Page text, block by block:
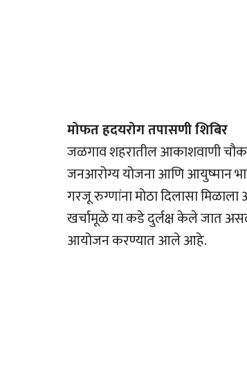
मोफत हदयरोग तपासणी शिबिर
जळगाव शहरातील आकाशवाणी चौक
जनआरोग्य योजना आणि आयुष्मान
गरजू रुग्णांना मोठा दिलासा
खर्चामूळे या कडे दुर्लक्ष केले जात
आयोजन करण्यात आले आहे.